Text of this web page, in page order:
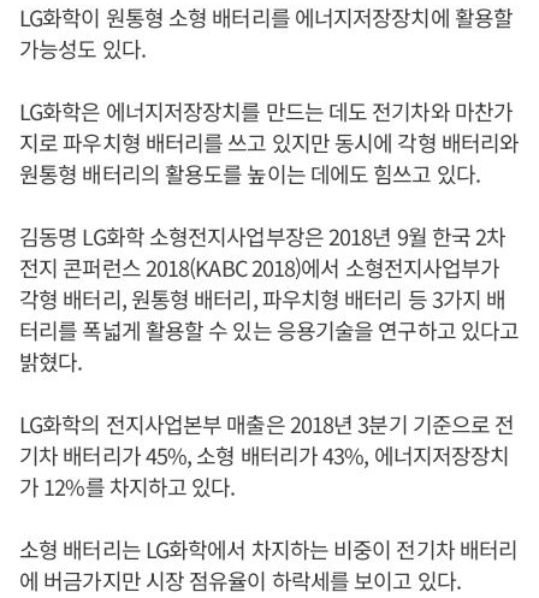
LG화학이 원통형 소형 배터리를 에너지저장장치에 활용할
가능성도 있다.
LG화학은 에너지저장장치를 만드는 데도 전기차와 마찬가
지로 파우치형 배터리를 쓰고 있지만 동시에 각형 배터리와
원통형 배터리의 활용도를 높이는 데에도 힘쓰고 있다.
김동명 LG화학 소형전지사업부장은 2018년 9월 한국 2차
전지 콘퍼런스 2018(KABC 2018)에서 소형전지사업부가
각형 배터리, 원통형 배터리, 파우치형 배터리 등 3가지 배
터리를 폭넓게 활용할 수 있는 응용기술을 연구하고 있다고
밝혔다.
LG화학의 전지사업본부 매출은 2018년 3분기 기준으로 전
기차 배터리가 45%, 소형 배터리가 43%, 에너지저장장치
가 12%를 차지하고 있다.
소형 배터리는 LG화학에서 차지하는 비중이 전기차 배터리
에 버금가지만 시장 점유율이 하락세를 보이고 있다.